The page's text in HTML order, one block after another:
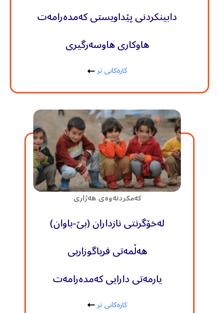
دابینکردنی پێداویستی کەمدەرامەت
هاوکاری هاوسەرگیری
کارەکانی تر
کەمکردنەوەی هەژاری
لەخۆگرنتی نازداران (بێ-باوان)
هەڵمەتی فریاگوزاریی
یارمەتی دارایی کەمدەرامەت
کارەکانی تر